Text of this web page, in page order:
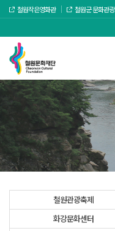
철원작은영화관 철원군 문화관광
철원관광축제
화강문화센터